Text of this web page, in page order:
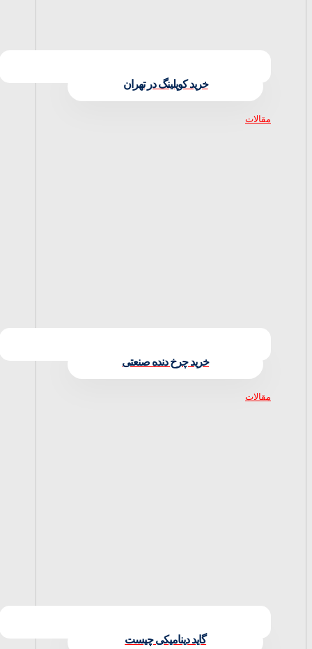
خرید کوپلینگ در تهران
مقالات
خرید چرخ‌ دنده صنعتی
مقالات
گاید دینامیکی چیست